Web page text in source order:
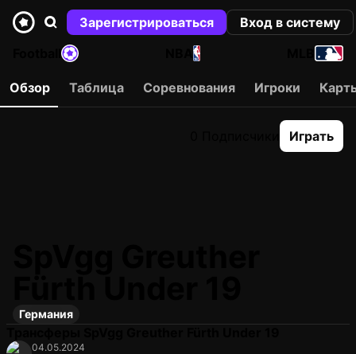
Зарегистрироваться
Вход в систему
NBA
Обзор Таблица Соревнования Игроки
Играть
Германия
04.05.2024